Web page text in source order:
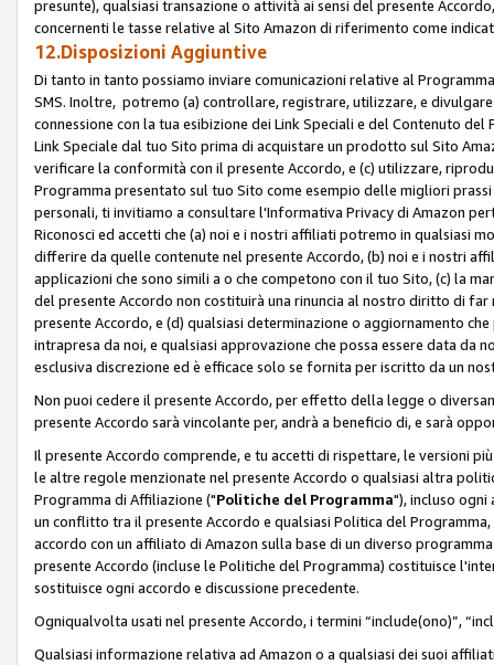
presunte), qualsiasi transazione o attività ai sensi del presente
concernenti le tasse relative al Sito Amazon di riferimento come
12.Disposizioni Aggiuntive
Di tanto in tanto possiamo inviare comunicazioni relative al
SMS. Inoltre, potremo (a) controllare, registrare, utilizzare, e
connessione con la tua esibizione dei Link Speciali e del Contenuto
Link Speciale dal tuo Sito prima di acquistare un prodotto sul Sito
verificare la conformità con il presente Accordo, e (c) utilizzare,
Programma presentato sul tuo Sito come esempio delle migliori
personali, ti invitiamo a consultare l'Informativa Privacy di Amazon
Riconosci ed accetti che (a) noi e i nostri affiliati potremo in qualsiasi
differire da quelle contenute nel presente Accordo, (b) noi e i nostri
applicazioni che sono simili a o che competono con il tuo Sito, (c) la
del presente Accordo non costituirà una rinuncia al nostro diritto di
presente Accordo, e (d) qualsiasi determinazione o aggiornamento
intrapresa da noi, e qualsiasi approvazione che possa essere data
esclusiva discrezione ed è efficace solo se fornita per iscritto da un
Non puoi cedere il presente Accordo, per effetto della legge o
presente Accordo sarà vincolante per, andrà a beneficio di, e sarà
Il presente Accordo comprende, e tu accetti di rispettare, le versioni
le altre regole menzionate nel presente Accordo o qualsiasi altra
Programma di Affiliazione ("Politiche del Programma"), incluso
un conflitto tra il presente Accordo e qualsiasi Politica del
accordo con un affiliato di Amazon sulla base di un diverso
presente Accordo (incluse le Politiche del Programma) costituisce
sostituisce ogni accordo e discussione precedente.
Ogniqualvolta usati nel presente Accordo, i termini “include(ono)”,
Qualsiasi informazione relativa ad Amazon o a qualsiasi dei suoi